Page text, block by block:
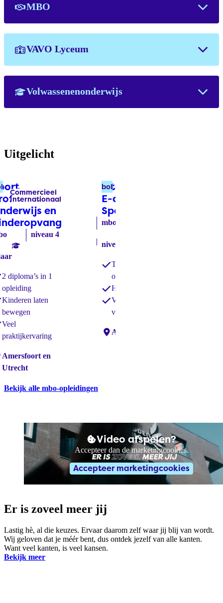
MBO
VAVO Lyceum
Volwassenenonderwijs
Uitgelicht
en
niveau 4
2 diploma’s in 1
opleiding
Kinderen laten
bewegen
Veel
praktijkervaring
Amersfoort en
Utrecht
International
E-commerce
Specialist
mbo
niveau 4
bol
Tweetalig
onderwijs
Haal 2 diploma’s
Veel aandacht
voor jou
Locaties:
Amersfoort
Labels:
Commercieel
Internationaal
Bekijk alle mbo-opleidingen
Er is zoveel meer jij
Lastig hè, al die keuzes. Ervaar daarom zelf waar jij blij van wordt.
Wij geloven dat je méér bent, dus ontdek jezelf van alle kanten.
Want veel kanten, is veel kansen.
Bekijk meer
Video afspelen?
Accepteer dan de marketingcookies.
Accepteer marketingcookies